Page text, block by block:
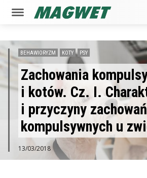
BEHAWIORYZM KOTY PSY
Zachowania
i kotów. Cz. I.
i przyczyny zachowań
kompulsywnych u
13/03/2018